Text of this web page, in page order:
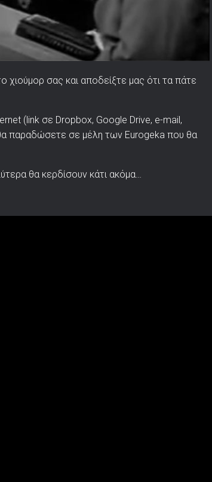
σας και αποδείξτε μας ότι τα πάτε
(link σε Dropbox, Google Drive, e-mail,
παραδώσετε σε μέλη των Eurogeka που θα
θα κερδίσουν κάτι ακόμα…